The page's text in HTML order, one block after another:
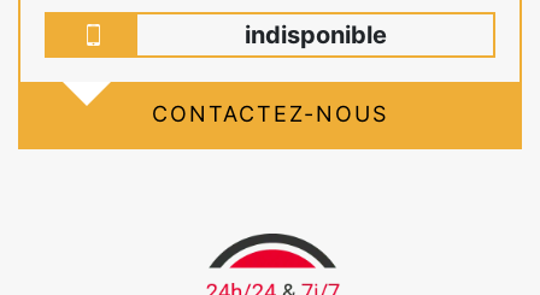
indisponible
CONTACTEZ-NOUS